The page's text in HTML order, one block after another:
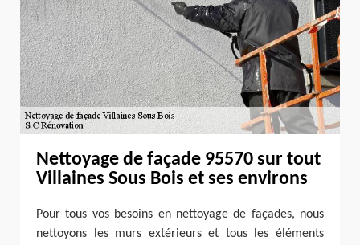
Nettoyage de façade 95570 sur tout
Villaines Sous Bois et ses environs
Pour tous vos besoins en nettoyage de façades, nous
nettoyons les murs extérieurs et tous les éléments